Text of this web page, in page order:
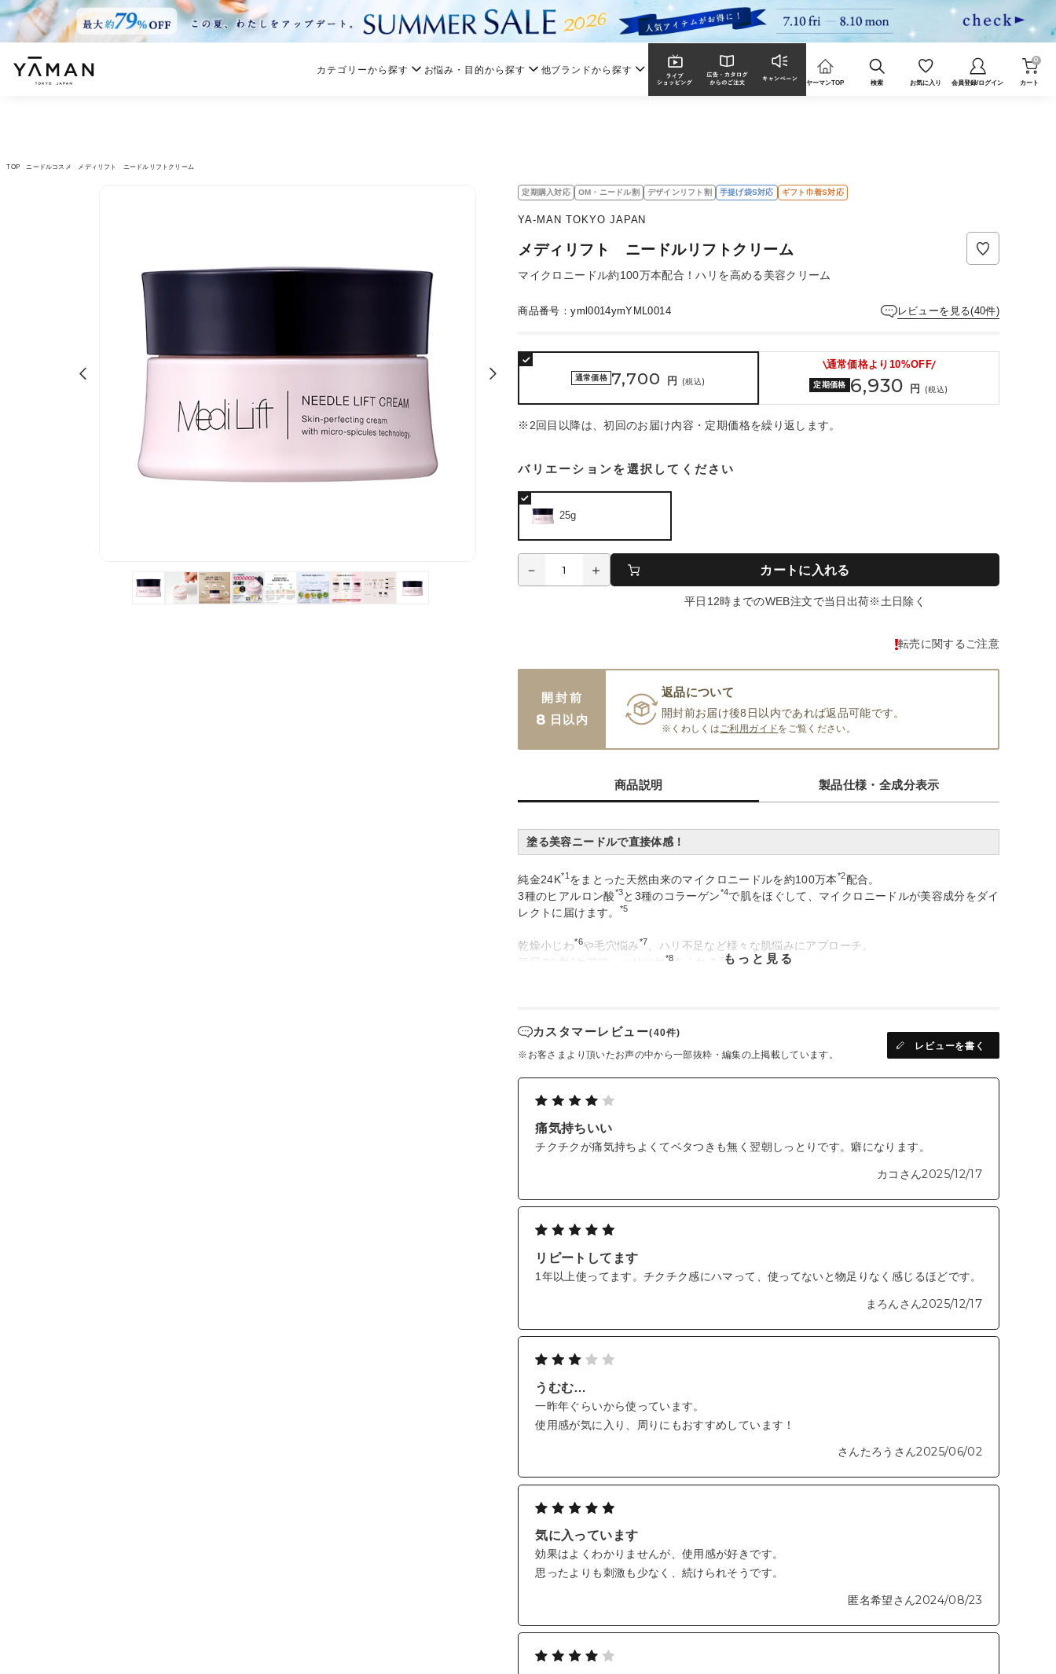
カテゴリーから探す お悩み・目的から探す 他ブランドから探す
ヤーマンTOP 検索 お気に入り 会員登録/ログイン カート
0
TOP ニードルコスメ メディリフト ニードルリフトクリーム
定期購入対応 OM・ニードル割 デザインリフト割 手提げ袋S対応 ギフト巾着S対応
YA-MAN TOKYO JAPAN
メディリフト ニードルリフトクリーム
マイクロニードル約100万本配合！ハリを高める美容クリーム
商品番号：yml0014ymYML0014 レビューを見る(40件)
通常価格 7,700 円 (税込)
通常価格より 10%OFF
定期価格 6,930 円 (税込)
※2回目以降は、初回のお届け内容・定期価格を繰り返します。
バリエーションを選択してください
25g
カートに入れる
平日12時までのWEB注文で当日出荷※土日除く
転売に関するご注意
開封前
8 日以内
返品について
開封前お届け後8日以内であれば返品可能です。
※くわしくは ご利用ガイドをご覧ください。
商品説明 製品仕様・全成分表示
塗る美容ニードルで直接体感！
純金24K*1 をまとった天然由来のマイクロニードルを約100万本*2配合。
3種のヒアルロン酸*3と3種のコラーゲン*4で肌をほぐして、マイクロニードルが美容成分をダイ
レクトに届けます。
*5
乾燥小じわ*6や毛穴悩み*7
、ハリ不足など様々な肌悩みにアプローチ。
毎日の“ 針”ケアで、ハリツヤ
*8 あふれる肌へ。
悩みが深い部分は重ねづけすることをお勧めします。
※個人差はありますが、ピリピリとした刺激を感じる場合がございます。
*2 製造上、本数には若干の変動があります
*3 ヒアルロン酸Na、アセチルヒアルロン酸Na、加水分解ヒアルロン酸(保湿成分)
*7 キメを整えることにより毛穴を目立たなくする
*8 保湿により
もっと見る
カスタマーレビュー(40件)
※お客さまより頂いたお声の中から一部抜粋・編集の上掲載しています。
レビューを書く
痛気持ちいい
チクチクが痛気持ちよくてベタつきも無く翌朝しっとりです。癖になります。
カコさん2025/12/17
リピートしてます
1年以上使ってます。チクチク感にハマって、使ってないと物足りなく感じるほどです。
まろんさん2025/12/17
うむむ…
一昨年ぐらいから使っています。
使用感が気に入り、周りにもおすすめしています！
さんたろうさん2025/06/02
気に入っています
効果はよくわかりませんが、使用感が好きです。
思ったよりも刺激も少なく、続けられそうです。
匿名希望さん2024/08/23